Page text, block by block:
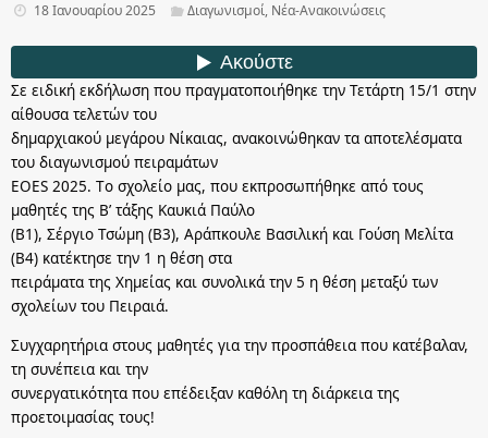
18 Ιανουαρίου 2025 Διαγωνισμοί, Νέα-Ανακοινώσεις
Σε ειδική εκδήλωση που πραγματοποιήθηκε την Τετάρτη 15/1 στην
αίθουσα τελετών του
δημαρχιακού μεγάρου Νίκαιας, ανακοινώθηκαν τα αποτελέσματα
του διαγωνισμού πειραμάτων
EOES 2025. Tο σχολείο μας, που εκπροσωπήθηκε από τους
μαθητές της Β’ τάξης Καυκιά Παύλο
(Β1), Σέργιο Τσώμη (Β3), Αράπκουλε Βασιλική και Γούση Μελίτα
(Β4) κατέκτησε την 1 η θέση στα
πειράματα της Χημείας και συνολικά την 5 η θέση μεταξύ των
σχολείων του Πειραιά.
Συγχαρητήρια στους μαθητές για την προσπάθεια που κατέβαλαν,
τη συνέπεια και την
συνεργατικότητα που επέδειξαν καθόλη τη διάρκεια της
προετοιμασίας τους!